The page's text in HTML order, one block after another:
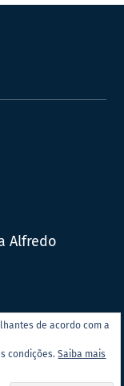
Alfredo
de acordo com a
condições.Saiba mais
GIRO19.COM.BR.
POR